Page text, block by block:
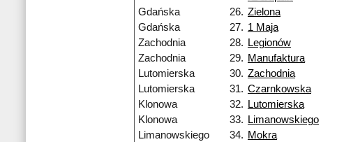
Gdańska
26. Zielona
Gdańska
27. 1 Maja
Zachodnia
28. Legionów
Zachodnia
29. Manufaktura
Lutomierska
30. Zachodnia
Lutomierska
31. Czarnkowska
Klonowa
32. Lutomierska
Klonowa
33. Limanowskiego
Limanowskiego
34. Mokra